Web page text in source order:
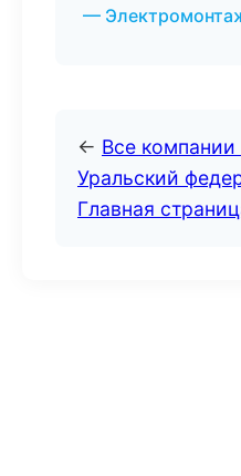
—
← Все компании
Уральский
Главная